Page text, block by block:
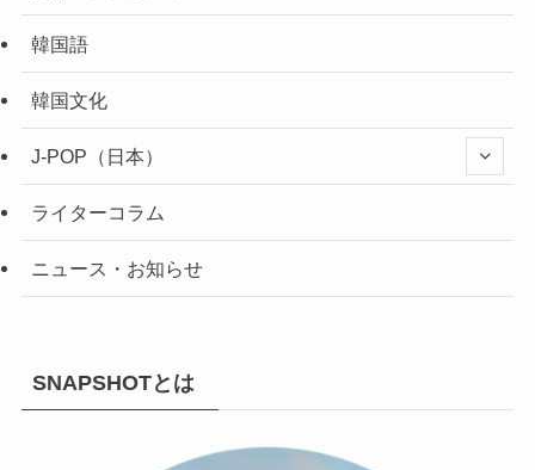
韓国語
韓国文化
J-POP（日本）
ライターコラム
ニュース・お知らせ
SNAPSHOTとは